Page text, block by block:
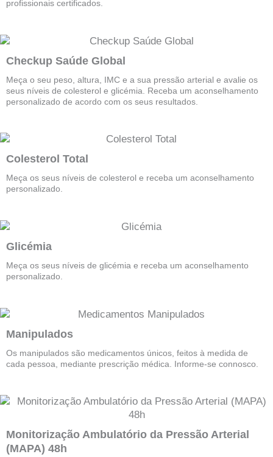
profissionais certificados.
Checkup Saúde Global
Meça o seu peso, altura, IMC e a sua pressão arterial e avalie os
seus níveis de colesterol e glicémia. Receba um aconselhamento
personalizado de acordo com os seus resultados.
Colesterol Total
Meça os seus níveis de colesterol e receba um aconselhamento
personalizado.
Glicémia
Meça os seus níveis de glicémia e receba um aconselhamento
personalizado.
Manipulados
Os manipulados são medicamentos únicos, feitos à medida de
cada pessoa, mediante prescrição médica. Informe-se connosco.
Monitorização Ambulatório da Pressão Arterial
(MAPA) 48h